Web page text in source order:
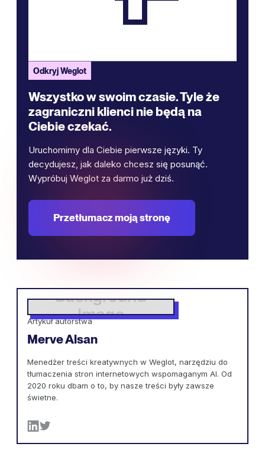
Odkryj Weglot
Wszystko w swoim czasie. Tyle że
zagraniczni klienci nie będą na
Ciebie czekać.
Uruchomimy dla Ciebie pierwsze języki. Ty
decydujesz, jak daleko chcesz się posunąć.
Wypróbuj Weglot za darmo już dziś.
Przetłumacz moją stronę
Artykuł autorstwa
Merve Alsan
Menedżer treści kreatywnych w Weglot, narzędziu do
tłumaczenia stron internetowych wspomaganym AI. Od
2020 roku dbam o to, by nasze treści były zawsze
świetne.